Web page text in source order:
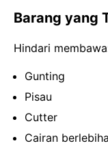
Barang yang
Hindari
Gunting
Pisau
Cutter
Cairan